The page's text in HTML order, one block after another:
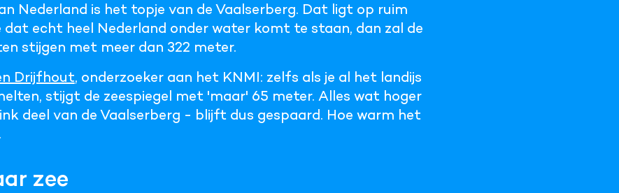
Nederland is het topje van de Vaalserberg. Dat ligt op ruim
dat echt heel Nederland onder water komt te staan, dan zal de
stijgen met meer dan 322 meter.
Drijfhout, onderzoeker aan het KNMI: zelfs als je al het landijs
stijgt de zeespiegel met 'maar' 65 meter. Alles wat hoger
deel van de Vaalserberg - blijft dus gespaard. Hoe warm het
zee